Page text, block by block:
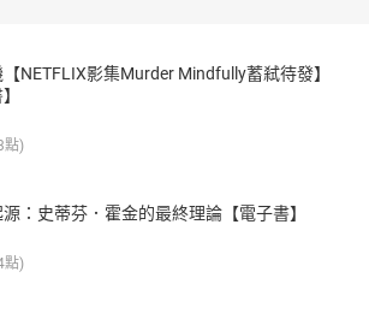
NETFLIX影集Murder Mindfully蓄弒待發】
點)
：史蒂芬．霍金的最終理論【電子書】
點)